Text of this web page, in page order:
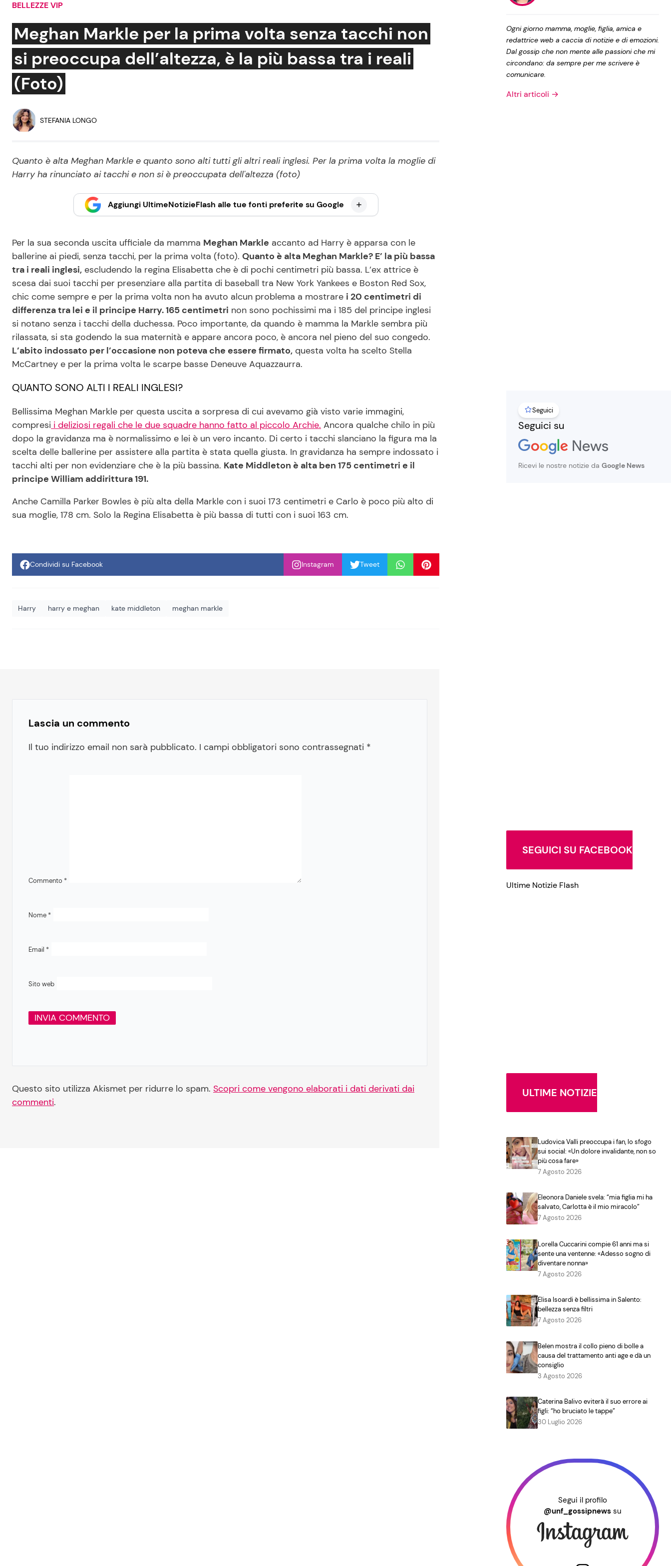
Social News
News dal mondo
Benessere
Festività
Cucina e Ricette
Ricette Facili e Veloci
Ricette per Bambini
Privacy Policy
BELLEZZE VIP
Meghan Markle per la prima volta senza tacchi non
si preoccupa dell’altezza, è la più bassa tra i reali
(Foto)
STEFANIA LONGO
Quanto è alta Meghan Markle e quanto sono alti tutti gli altri reali inglesi. Per la prima volta la moglie di
Harry ha rinunciato ai tacchi e non si è preoccupata dell'altezza (foto)
Aggiungi UltimeNotizieFlash alle tue fonti preferite su Google
Per la sua seconda uscita ufficiale da mamma Meghan Markle accanto ad Harry è apparsa con le
ballerine ai piedi, senza tacchi, per la prima volta (foto). Quanto è alta Meghan Markle? E’ la più bassa
tra i reali inglesi, escludendo la regina Elisabetta che è di pochi centimetri più bassa. L’ex attrice è
scesa dai suoi tacchi per presenziare alla partita di baseball tra New York Yankees e Boston Red Sox,
chic come sempre e per la prima volta non ha avuto alcun problema a mostrare i 20 centimetri di
differenza tra lei e il principe Harry. 165 centimetri non sono pochissimi ma i 185 del principe inglesi
si notano senza i tacchi della duchessa. Poco importante, da quando è mamma la Markle sembra più
rilassata, si sta godendo la sua maternità e appare ancora poco, è ancora nel pieno del suo congedo.
L’abito indossato per l’occasione non poteva che essere firmato, questa volta ha scelto Stella
McCartney e per la prima volta le scarpe basse Deneuve Aquazzaurra.
QUANTO SONO ALTI I REALI INGLESI?
Bellissima Meghan Markle per questa uscita a sorpresa di cui avevamo già visto varie immagini,
compresi i deliziosi regali che le due squadre hanno fatto al piccolo Archie. Ancora qualche chilo in più
dopo la gravidanza ma è normalissimo e lei è un vero incanto. Di certo i tacchi slanciano la figura ma la
scelta delle ballerine per assistere alla partita è stata quella giusta. In gravidanza ha sempre indossato i
tacchi alti per non evidenziare che è la più bassina. Kate Middleton è alta ben 175 centimetri e il
principe William addirittura 191.
Anche Camilla Parker Bowles è più alta della Markle con i suoi 173 centimetri e Carlo è poco più alto di
sua moglie, 178 cm. Solo la Regina Elisabetta è più bassa di tutti con i suoi 163 cm.
Condividi su Facebook Instagram Tweet
Harry harry e meghan kate middleton meghan markle
Lascia un commento
Il tuo indirizzo email non sarà pubblicato. I campi obbligatori sono contrassegnati *
Commento *
Nome *
Email *
Sito web
Questo sito utilizza Akismet per ridurre lo spam. Scopri come vengono elaborati i dati derivati dai
commenti.
Ogni giorno mamma, moglie, figlia, amica e
redattrice web a caccia di notizie e di emozioni.
Dal gossip che non mente alle passioni che mi
circondano: da sempre per me scrivere è
comunicare.
Altri articoli →
Seguici
Seguici su
Ricevi le nostre notizie da Google News
SEGUICI SU FACEBOOK
Ultime Notizie Flash
ULTIME NOTIZIE
Ludovica Valli preoccupa i fan, lo sfogo
sui social: «Un dolore invalidante, non so
più cosa fare»
7 Agosto 2026
Eleonora Daniele svela: “mia figlia mi ha
salvato, Carlotta è il mio miracolo”
7 Agosto 2026
Lorella Cuccarini compie 61 anni ma si
sente una ventenne: «Adesso sogno di
diventare nonna»
7 Agosto 2026
Elisa Isoardi è bellissima in Salento:
bellezza senza filtri
7 Agosto 2026
Belen mostra il collo pieno di bolle a
causa del trattamento anti age e dà un
consiglio
3 Agosto 2026
Caterina Balivo eviterà il suo errore ai
figli: “ho bruciato le tappe”
30 Luglio 2026
Segui il profilo
@unf_gossipnews su